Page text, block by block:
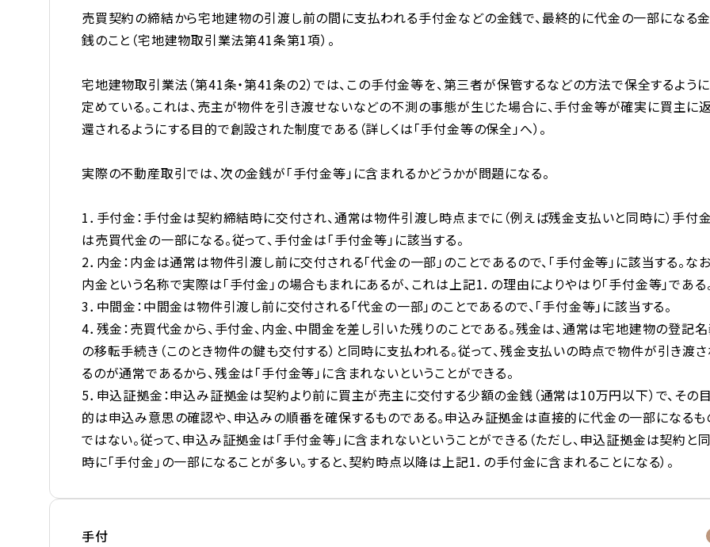
売買契約の締結から宅地建物の引渡し前の間に支払われる手付金などの金銭で、最終的に代金の一部になる金
銭のこと（宅地建物取引業法第41条第1項）。
宅地建物取引業法（第41条・第41条の2）では、この手付金等を、第三者が保管するなどの方法で保全するように
定めている。これは、売主が物件を引き渡せないなどの不測の事態が生じた場合に、手付金等が確実に買主に
還されるようにする目的で創設された制度である（詳しくは「手付金等の保全」へ）。
実際の不動産取引では、次の金銭が「手付金等」に含まれるかどうかが問題になる。
1．手付金：手付金は契約締結時に交付され、通常は物件引渡し時点までに（例えば残金支払いと同時に）手付金
は売買代金の一部になる。従って、手付金は「手付金等」に該当する。
2．内金：内金は通常は物件引渡し前に交付される「代金の一部」のことであるので、「手付金等」に該当する。なお
内金という名称で実際は「手付金」の場合もまれにあるが、これは上記1．の理由によりやはり「手付金等」である
3．中間金：中間金は物件引渡し前に交付される「代金の一部」のことであるので、「手付金等」に該当する。
4．残金：売買代金から、手付金、内金、中間金を差し引いた残りのことである。残金は、通常は宅地建物の登記
の移転手続き（このとき物件の鍵も交付する）と同時に支払われる。従って、残金支払いの時点で物件が引き渡
るのが通常であるから、残金は「手付金等」に含まれないということができる。
5．申込証拠金：申込み証拠金は契約より前に買主が売主に交付する少額の金銭（通常は10万円以下）で、その目
的は申込み意思の確認や、申込みの順番を確保するものである。申込み証拠金は直接的に代金の一部になるも
ではない。従って、申込み証拠金は「手付金等」に含まれないということができる（ただし、申込証拠金は契約と同
時に「手付金」の一部になることが多い。すると、契約時点以降は上記1．の手付金に含まれることになる）。
手付